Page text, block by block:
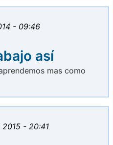
- 09:46
así
mas como
2015 - 20:41